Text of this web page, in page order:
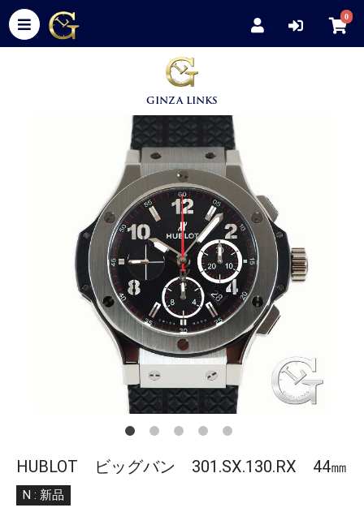
0
GINZA LINKS
HUBLOT ビッグバン 301.SX.130.RX 44㎜
N : 新品